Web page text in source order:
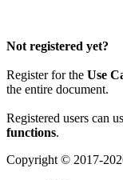
Not registered yet?
Register for the Use
the entire document.
Registered users can
functions.
Copyright © 2017-